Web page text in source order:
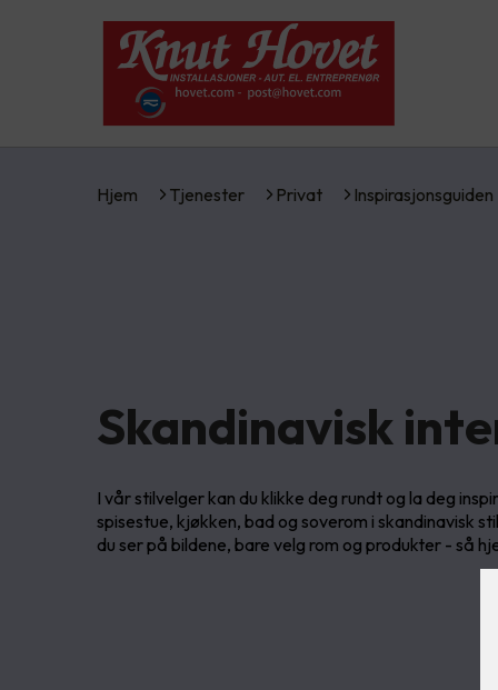
Hjem Tjenester Privat Inspirasjonsguiden
Skandinavisk
I vår stilvelger kan du klikke deg rundt og la deg
spisestue, kjøkken, bad og soverom i skandinavisk
du ser på bildene, bare velg rom og produkter - så